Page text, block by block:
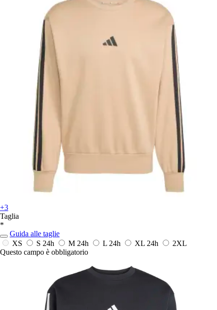
+3
Taglia
*
Guida alle taglie
XS
S 24h M 24h L 24h XL 24h
2XL
Questo campo è obbligatorio